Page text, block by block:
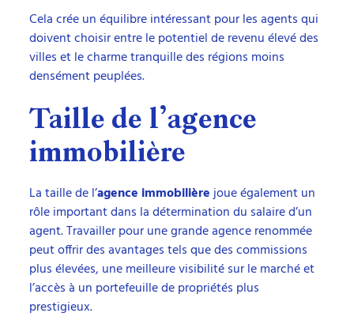
Cela crée un équilibre intéressant pour les agents qui
doivent choisir entre le potentiel de revenu élevé des
villes et le charme tranquille des régions moins
densément peuplées.
Taille de l’agence
immobilière
La taille de l’agence immobilièrejoue également un
rôle important dans la détermination du salaire d’un
agent. Travailler pour une grande agence renommée
peut offrir des avantages tels que des commissions
plus élevées, une meilleure visibilité sur le marché et
l’accès à un portefeuille de propriétés plus
prestigieux.